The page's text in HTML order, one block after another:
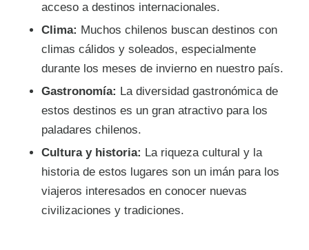
acceso a destinos internacionales.
Clima: Muchos chilenos buscan destinos con
climas cálidos y soleados, especialmente
durante los meses de invierno en nuestro país.
Gastronomía: La diversidad gastronómica de
estos destinos es un gran atractivo para los
paladares chilenos.
Cultura y historia: La riqueza cultural y la
historia de estos lugares son un imán para los
viajeros interesados en conocer nuevas
civilizaciones y tradiciones.